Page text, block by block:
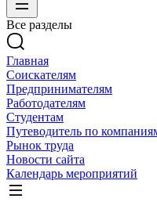
Все разделы
Главная
Соискателям
Предпринимателям
Работодателям
Студентам
Путеводитель по
Рынок труда
Новости сайта
Календарь мероприятий